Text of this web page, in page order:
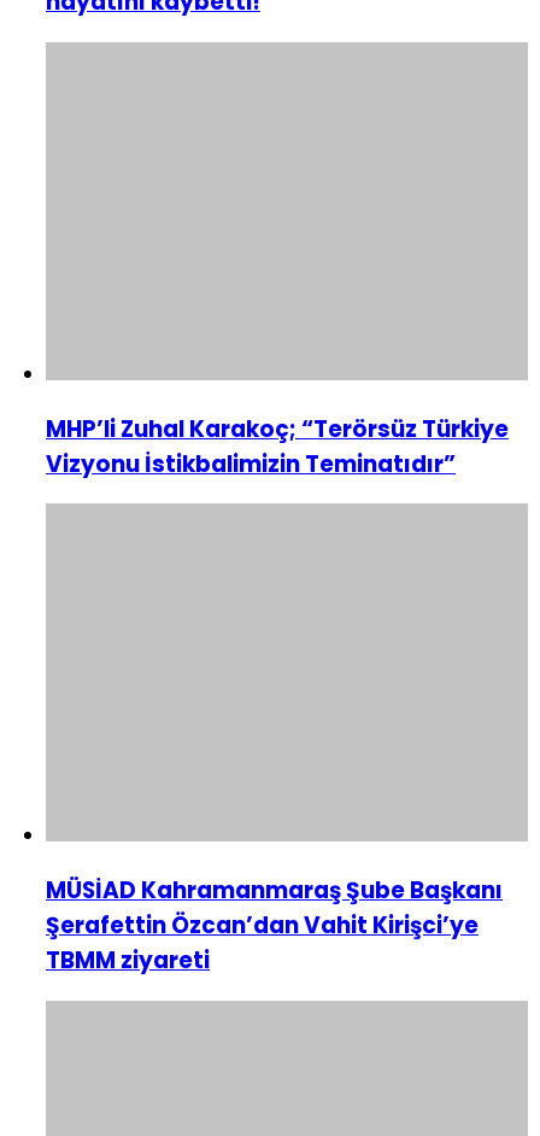
MHP’li Zuhal Karakoç; “Terörsüz Türkiye
Vizyonu İstikbalimizin Teminatıdır”
MÜSİAD Kahramanmaraş Şube Başkanı
Şerafettin Özcan’dan Vahit Kirişci’ye
TBMM ziyareti